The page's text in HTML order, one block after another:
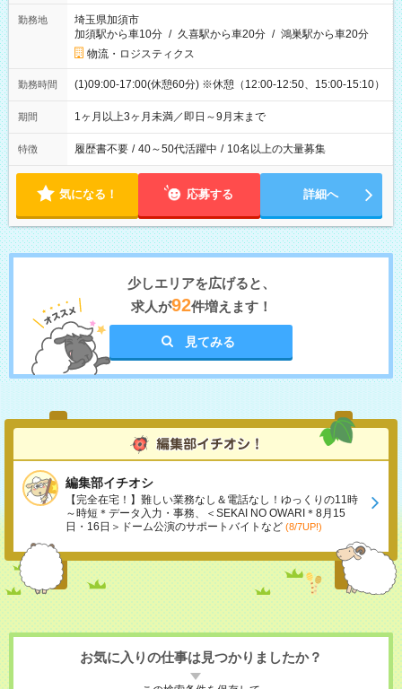
勤務地
埼玉県加須市
加須駅から車10分 / 久喜駅から車20分 / 鴻巣駅から車20分
物流・ロジスティクス
勤務時間 (1)09:00-17:00(休憩60分) ※休憩（12:00-12:50、15:00-15:10）
期間 1ヶ月以上3ヶ月未満／即日～9月末まで
特徴 履歴書不要 / 40～50代活躍中 / 10名以上の大量募集
気になる！ 応募する 詳細へ
少しエリアを広げると、
求人が92件増えます！
見てみる
編集部イチオシ
【完全在宅！】難しい業務なし＆電話なし！ゆっくりの11時
～時短＊データ入力・事務、＜SEKAI NO OWARI＊8月15
日・16日＞ドーム公演のサポートバイトなど (8/7UP!)
お気に入りの仕事は見つかりましたか？